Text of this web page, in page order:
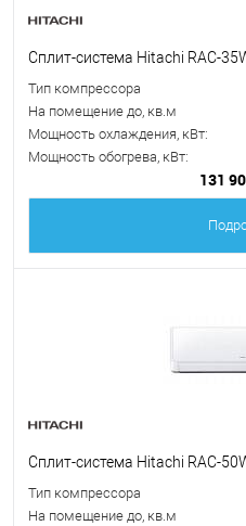
Сплит-система Hitachi RAC-
Тип компрессора
На помещение до, кв.м
Мощность охлаждения, кВт:
Мощность обогрева, кВт:
131
Сплит-система Hitachi RAC-
Тип компрессора
На помещение до, кв.м